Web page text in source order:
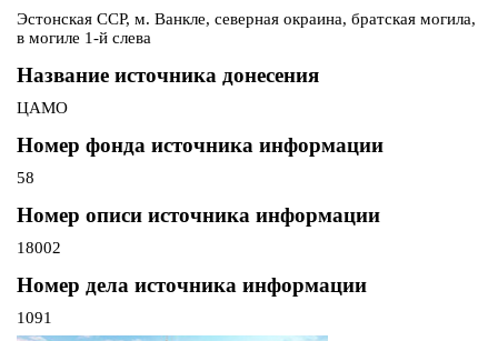
Эстонская ССР, м. Ванкле, северная окраина, братская могила,
в могиле 1-й слева
Название источника донесения
ЦАМО
Номер фонда источника информации
58
Номер описи источника информации
18002
Номер дела источника информации
1091